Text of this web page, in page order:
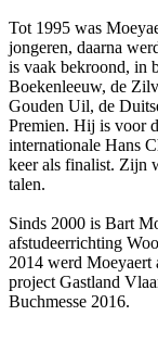
Tot 1995 was
jongeren, daarna
is vaak bekroond, in
Boekenleeuw, de
Gouden Uil, de
Premien. Hij is voor
internationale Hans
keer als finalist. Zijn
talen.
Sinds 2000 is Bart
afstudeerrichting
2014 werd Moeyaert
project Gastland
Buchmesse 2016.